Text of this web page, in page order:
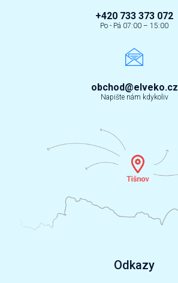
+420 733 373 072
Po - Pá 07:00 – 15:00
obchod@elveko.cz
Napište nám kdykoliv
Odkazy